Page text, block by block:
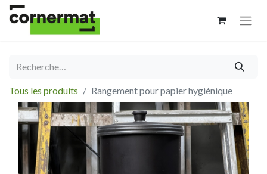
Tous les produits Rangement pour papier hygiénique